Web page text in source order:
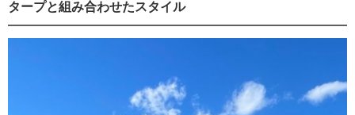
タープと組み合わせたスタイル